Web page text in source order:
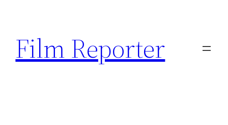
conținut
Film Reporter